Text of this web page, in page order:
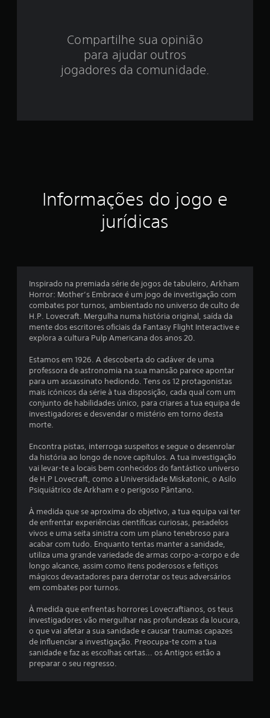
e
s
e
m
t
o
a
l
e
1
9
3
c
l
a
Compartilhe sua opinião
para ajudar outros
jogadores da comunidade.
Informações do jogo e
jurídicas
Inspirado na premiada série de jogos de tabuleiro, Arkham
Horror: Mother’s Embrace é um jogo de investigação com
combates por turnos, ambientado no universo de culto de
H.P. Lovecraft. Mergulha numa história original, saída da
mente dos escritores oficiais da Fantasy Flight Interactive e
explora a cultura Pulp Americana dos anos 20.
Estamos em 1926. A descoberta do cadáver de uma
professora de astronomia na sua mansão parece apontar
para um assassinato hediondo. Tens os 12 protagonistas
mais icónicos da série à tua disposição, cada qual com um
conjunto de habilidades único, para criares a tua equipa de
investigadores e desvendar o mistério em torno desta
morte.
Encontra pistas, interroga suspeitos e segue o desenrolar
da história ao longo de nove capítulos. A tua investigação
vai levar-te a locais bem conhecidos do fantástico universo
de H.P Lovecraft, como a Universidade Miskatonic, o Asilo
Psiquiátrico de Arkham e o perigoso Pântano.
À medida que se aproxima do objetivo, a tua equipa vai ter
de enfrentar experiências científicas curiosas, pesadelos
vivos e uma seita sinistra com um plano tenebroso para
acabar com tudo. Enquanto tentas manter a sanidade,
utiliza uma grande variedade de armas corpo-a-corpo e de
longo alcance, assim como itens poderosos e feitiços
mágicos devastadores para derrotar os teus adversários
em combates por turnos.
À medida que enfrentas horrores Lovecraftianos, os teus
investigadores vão mergulhar nas profundezas da loucura,
o que vai afetar a sua sanidade e causar traumas capazes
de influenciar a investigação. Preocupa-te com a tua
sanidade e faz as escolhas certas... os Antigos estão a
preparar o seu regresso.